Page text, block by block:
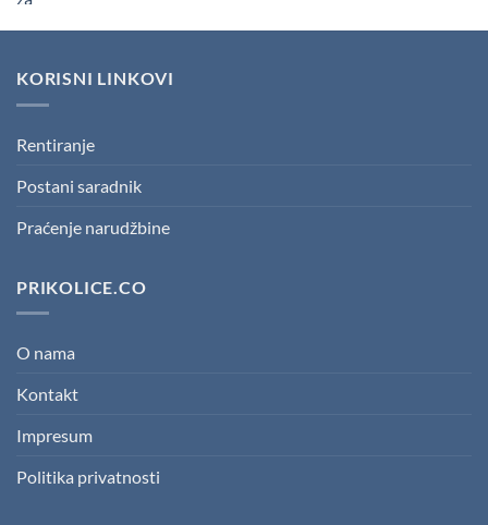
was:
is:
KORISNI LINKOVI
Rentiranje
Postani saradnik
Praćenje narudžbine
PRIKOLICE.CO
O nama
Kontakt
Impresum
Politika privatnosti